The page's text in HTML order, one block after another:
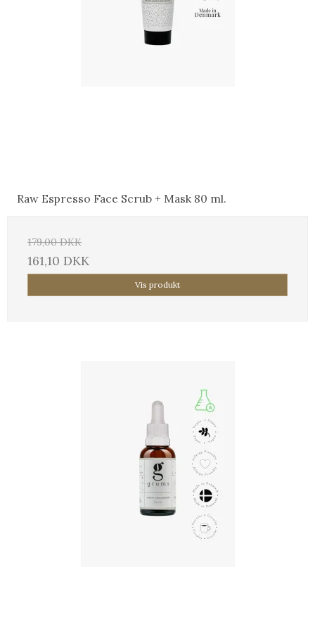
Raw Espresso Face Scrub + Mask 80 ml.
179,00 DKK
161,10 DKK
Vis produkt